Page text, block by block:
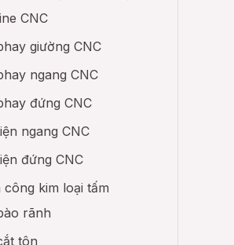
CNC
giường CNC
ngang CNC
đứng CNC
ngang CNC
đứng CNC
công kim loại tấm
rãnh
tôn